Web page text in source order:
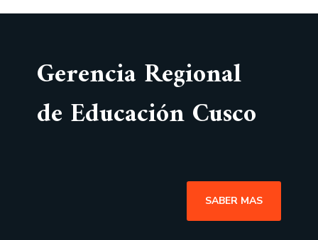
Gerencia Regional
de Educación Cusco
SABER MAS